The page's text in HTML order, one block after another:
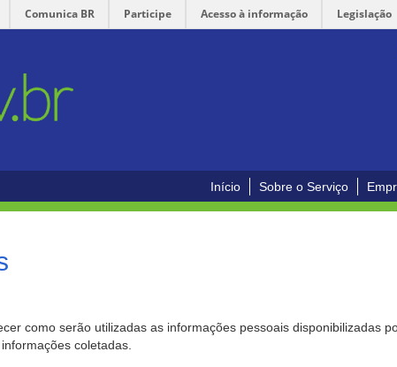
Comunica BR Participe Acesso à informação Legislação
Início Sobre o Serviço
como serão utilizadas as informações pessoais disponibilizadas
coletadas.